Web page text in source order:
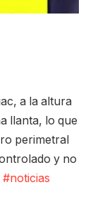
a la altura
llanta, lo que
perimetral
y no
#noticias